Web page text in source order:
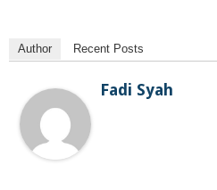
Author Recent Posts
Fadi Syah